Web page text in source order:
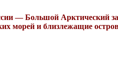
— Большой Арктический
морей и близлежащие